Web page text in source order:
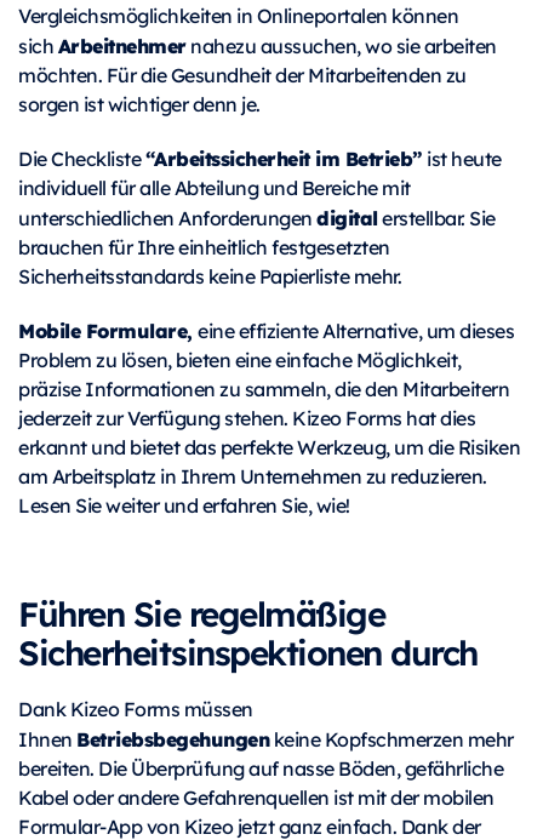
Vergleichsmöglichkeiten in Onlineportalen können
sichArbeitnehmernahezu aussuchen, wo sie arbeiten
möchten. Für die Gesundheit der Mitarbeitenden zu
sorgen ist wichtiger denn je.
Die Checkliste“Arbeitssicherheit im Betrieb” ist heute
individuell für alle Abteilung und Bereiche mit
unterschiedlichen Anforderungendigitalerstellbar. Sie
brauchen für Ihre einheitlich festgesetzten
Sicherheitsstandards keine Papierliste mehr.
Mobile Formulare, eine effiziente Alternative, um dieses
Problem zu lösen, bieten eine einfache Möglichkeit,
präzise Informationen zu sammeln, die den Mitarbeitern
jederzeit zur Verfügung stehen. Kizeo Forms hat dies
erkannt und bietet das perfekte Werkzeug, um die Risiken
am Arbeitsplatz in Ihrem Unternehmen zu reduzieren.
Lesen Sie weiter und erfahren Sie, wie!
Führen Sie regelmäßige
Sicherheitsinspektionen durch
Dank Kizeo Forms müssen
Ihnen Betriebsbegehungenkeine Kopfschmerzen mehr
bereiten. Die Überprüfung auf nasse Böden, gefährliche
Kabel oder andere Gefahrenquellen ist mit der mobilen
Formular-App von Kizeo jetzt ganz einfach. Dank der